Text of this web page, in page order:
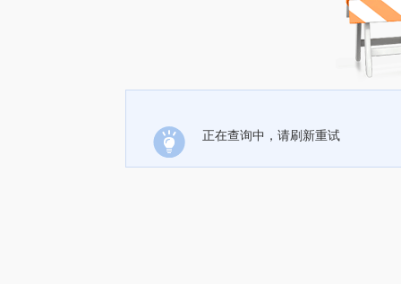
正在查询中，请刷新重试